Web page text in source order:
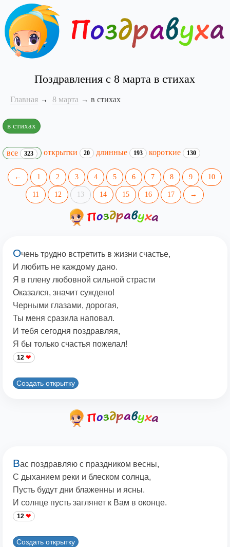
Поздравления с 8 марта в стихах
Главная 8 марта в стихах
в стихах
все 323 открытки 20 длинные 193 короткие 130
← 1 2 3 4 5 6 7 8 9 10
11 12 13 14 15 16 17 →
Очень трудно встретить в жизни счастье,
И любить не каждому дано.
Я в плену любовной сильной страсти
Оказался, значит суждено!
Черными глазами, дорогая,
Ты меня сразила наповал.
И тебя сегодня поздравляя,
Я бы только счастья пожелал!
12
Создать открытку
Вас поздравляю с праздником весны,
С дыханием реки и блеском солнца,
Пусть будут дни блаженны и ясны.
И солнце пусть заглянет к Вам в оконце.
12
Создать открытку